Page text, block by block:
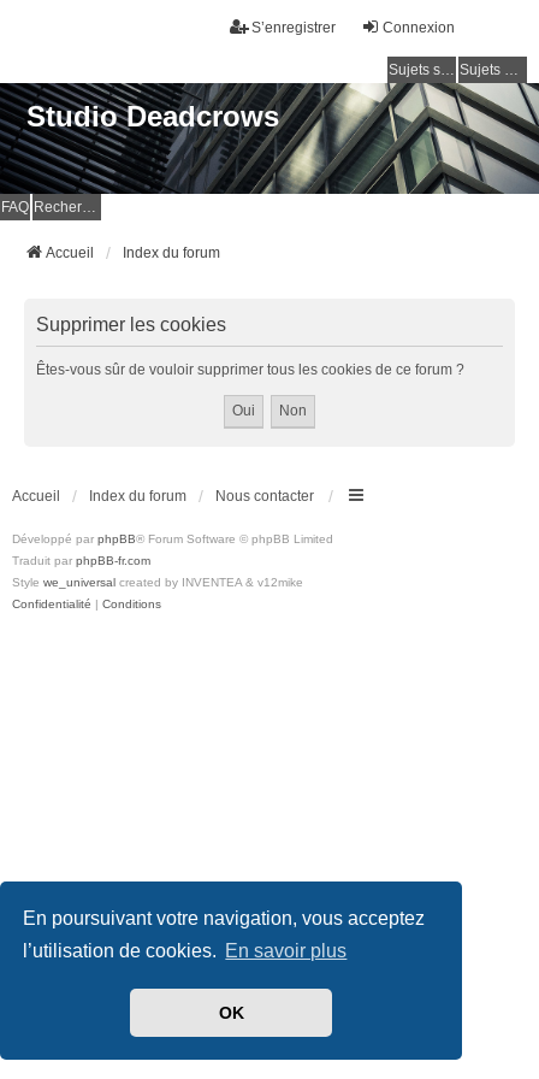
En poursuivant votre navigation, vous acceptez
l’utilisation de cookies. En savoir plus
OK
Connexion
S’enregistrer
Sujets sans réponse Sujets actifs
Studio Deadcrows
FAQ Rechercher
Accueil Index du forum
Supprimer les cookies
Êtes-vous sûr de vouloir supprimer tous les cookies de ce forum ?
Accueil Index du forum Nous contacter
Développé par phpBB® Forum Software © phpBB Limited
Traduit par phpBB-fr.com
Style we_universal created by INVENTEA & v12mike
Confidentialité | Conditions